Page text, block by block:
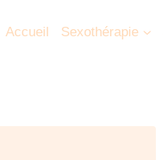
Accueil Sexothérapie